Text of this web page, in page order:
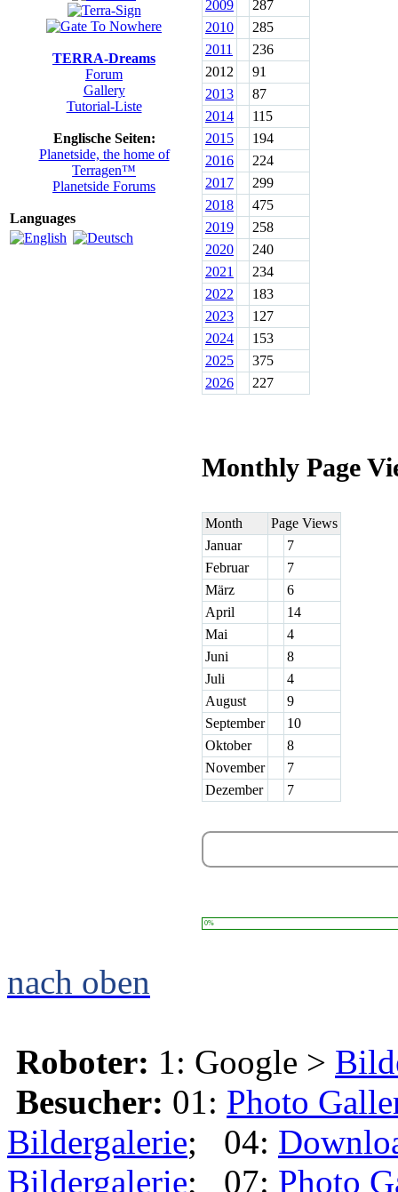
TERRA-Dreams
Forum
Gallery
Tutorial-Liste
Englische Seiten:
Planetside, the home of
Terragen™
Planetside Forums
Languages
2009
287
2010
285
2011
236
2012
91
2013
87
2014
115
2015
194
2016
224
2017
299
2018
475
2019
258
2020
240
2021
234
2022
183
2023
127
2024
153
2025
375
2026
227
Monthly Page
Month
Page Views
Januar
7
Februar
7
März
6
April
14
Mai
4
Juni
8
Juli
4
August
9
September
10
Oktober
8
November
7
Dezember
7
0%
nach oben
Roboter: 1: Google >
Besucher: 01: Photo
Bildergalerie; 04:
Bildergalerie; 07: Photo